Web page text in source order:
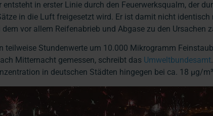
in erster Linie durch den Feuerwerksqualm, der
in die Luft freigesetzt wird. Er ist damit nicht identisch
dem vor allem Reifenabrieb und Abgase zu den Ursachen
teilweise Stundenwerte um 10.000 Mikrogramm
Mitternacht gemessen, schreibt das Umweltbundesamt
in deutschen Städten hingegen bei ca. 18 µg/